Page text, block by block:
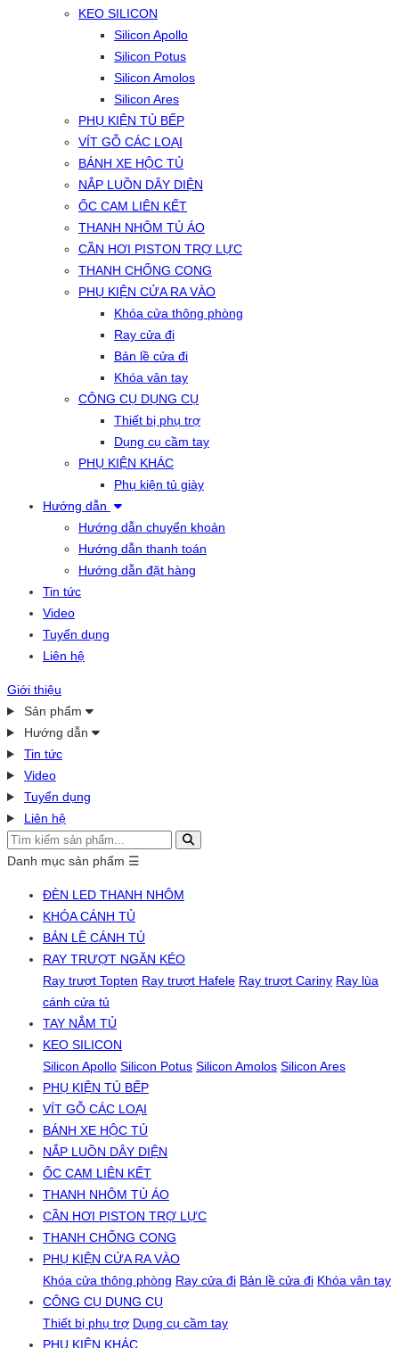
KEO SILICON
Silicon Apollo
Silicon Potus
Silicon Amolos
Silicon Ares
PHỤ KIỆN TỦ BẾP
VÍT GỖ CÁC LOẠI
BÁNH XE HỘC TỦ
NẮP LUỒN DÂY DIỆN
ỐC CAM LIÊN KẾT
THANH NHÔM TỦ ÁO
CẦN HƠI PISTON TRỢ LỰC
THANH CHỐNG CONG
PHỤ KIỆN CỬA RA VÀO
Khóa cửa thông phòng
Ray cửa đi
Bản lề cửa đi
Khóa vân tay
CÔNG CỤ DỤNG CỤ
Thiết bị phụ trợ
Dụng cụ cầm tay
PHỤ KIỆN KHÁC
Phụ kiện tủ giày
Hướng dẫn
Hướng dẫn chuyển khoản
Hướng dẫn thanh toán
Hướng dẫn đặt hàng
Tin tức
Video
Tuyển dụng
Liên hệ
Giới thiệu
Sản phẩm
Hướng dẫn
Tin tức
Video
Tuyển dụng
Liên hệ
Danh mục sản phẩm ☰
ĐÈN LED THANH NHÔM
KHÓA CÁNH TỦ
BẢN LỀ CÁNH TỦ
RAY TRƯỢT NGĂN KÉO
Ray trượt Topten Ray trượt Hafele Ray trượt Cariny Ray lùa
cánh cửa tủ
TAY NẮM TỦ
KEO SILICON
Silicon Apollo Silicon Potus Silicon Amolos Silicon Ares
PHỤ KIỆN TỦ BẾP
VÍT GỖ CÁC LOẠI
BÁNH XE HỘC TỦ
NẮP LUỒN DÂY DIỆN
ỐC CAM LIÊN KẾT
THANH NHÔM TỦ ÁO
CẦN HƠI PISTON TRỢ LỰC
THANH CHỐNG CONG
PHỤ KIỆN CỬA RA VÀO
Khóa cửa thông phòng Ray cửa đi Bản lề cửa đi Khóa vân tay
CÔNG CỤ DỤNG CỤ
Thiết bị phụ trợ Dụng cụ cầm tay
PHỤ KIỆN KHÁC